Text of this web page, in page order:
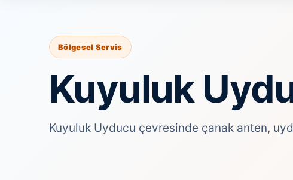
Bölgesel Servis
Kuyuluk
Kuyuluk Uyducu çevresinde çanak anten,